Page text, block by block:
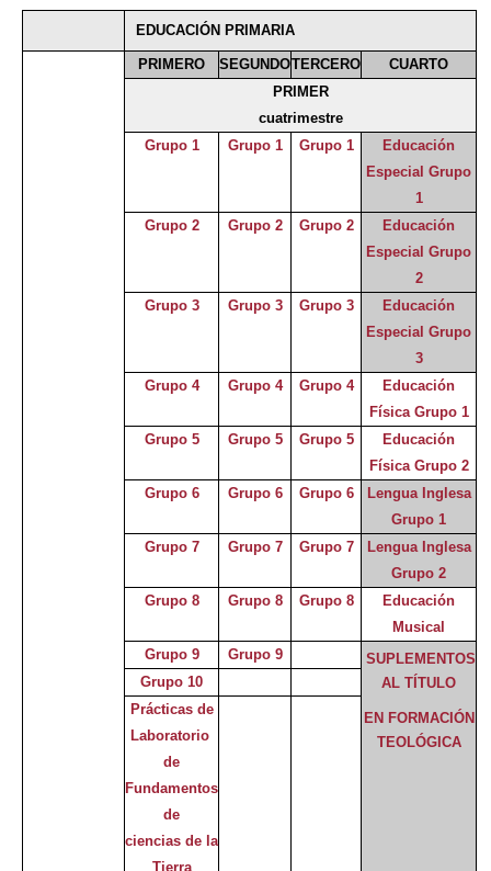
EDUCACIÓN PRIMARIA
PRIMERO SEGUNDOTERCERO
CUARTO
PRIMER
cuatrimestre
Grupo 1
Grupo 1 Grupo 1
Educación
Especial Grupo
1
Grupo 2
Grupo 2 Grupo 2
Educación
Especial Grupo
2
Grupo 3
Grupo 3 Grupo 3
Educación
Especial Grupo
3
Grupo 4
Grupo 4 Grupo 4
Educación
Física Grupo 1
Grupo 5
Grupo 5 Grupo 5
Educación
Física Grupo 2
Grupo 6
Grupo 6 Grupo 6
Lengua Inglesa
Grupo 1
Grupo 7
Grupo 7 Grupo 7
Lengua Inglesa
Grupo 2
Grupo 8
Grupo 8 Grupo 8
Educación
Musical
Grupo 9
Grupo 9
SUPLEMENTOS
AL TÍTULO
EN FORMACIÓN
TEOLÓGICA
Grupo 10
Prácticas de
Laboratorio
de
Fundamentos
de
ciencias de la
Tierra